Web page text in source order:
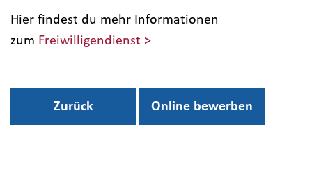
Hier findest du mehr Informationen
zum Freiwilligendienst >
Zurück Online bewerben